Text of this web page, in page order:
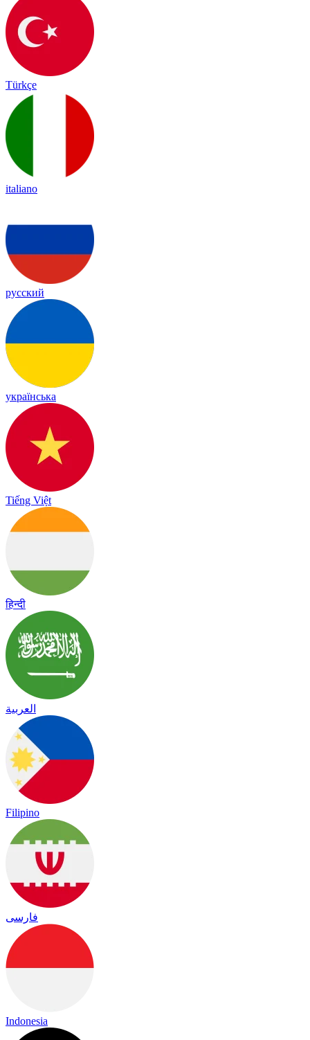
Türkçe
italiano
русский
українська
Tiếng Việt
हिन्दी
العربية
Filipino
فارسی
Indonesia